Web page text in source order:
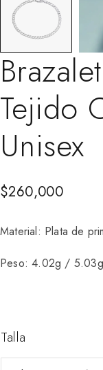
Tejido
Unisex
$260,000
Material: Plata de
Peso: 4.02g / 5.03g
Talla